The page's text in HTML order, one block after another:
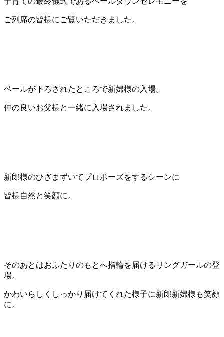
ご列席の皆様にご覧いただきました。
ベールが下ろされたところで新婦様の入場。
仲の良いお父様と一緒に入場されました。
新郎様のひざまずいてプロポーズをするシーンに
皆様自然と笑顔に。
そのあとはおふたりのもとへ指輪を届けるリングガールの登
場。
かわいらしくしっかり届けてくれた様子に新郎新婦様も笑顔
に。